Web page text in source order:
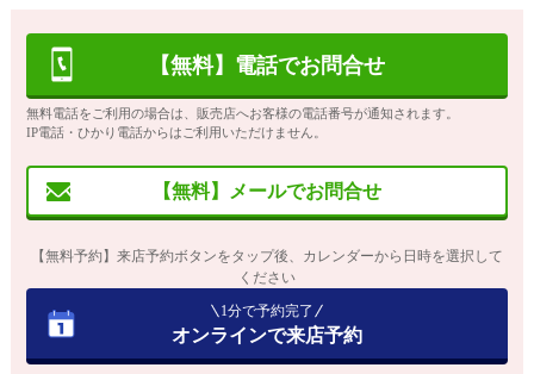
【無料】電話でお問合せ
無料電話をご利用の場合は、販売店へお客様の電話番号が通知されます。
IP電話・ひかり電話からはご利用いただけません。
【無料】メールでお問合せ
【無料予約】来店予約ボタンをタップ後、カレンダーから日時を選択して
ください
1分で予約完了
オンラインで来店予約